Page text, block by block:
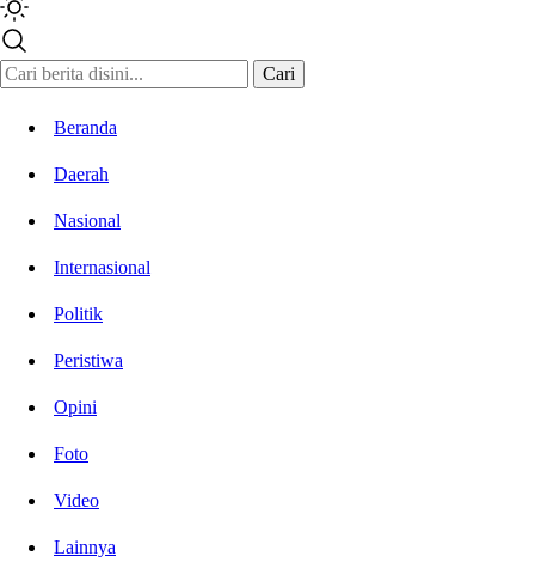
Cari
Beranda
Daerah
Nasional
Internasional
Politik
Peristiwa
Opini
Foto
Video
Lainnya